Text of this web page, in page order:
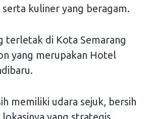
kuliner yang beragam.
terletak di Kota Semarang
yang merupakan Hotel
memiliki udara sejuk, bersih